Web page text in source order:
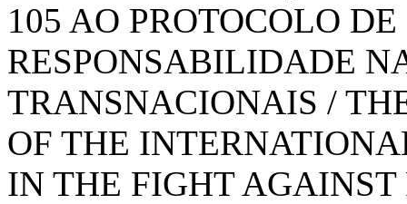
105 AO PROTOCOLO DE
RESPONSABILIDADE
TRANSNACIONAIS /
OF THE
IN THE FIGHT